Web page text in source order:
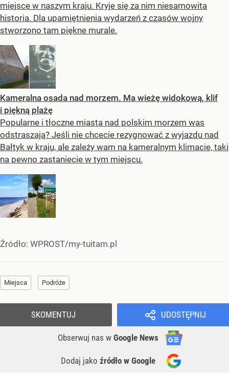
miejsce w naszym kraju. Kryje się za nim niesamowita
historia. Dla upamiętnienia wydarzeń z czasów wojny
stworzono tam piękne murale.
Kameralna osada nad morzem. Ma wieżę widokową, klif
i piękną plażę
Popularne i tłoczne miasta nad polskim morzem was
odstraszają? Jeśli nie chcecie rezygnować z wyjazdu nad
Bałtyk w kraju, ale zależy wam na kameralnym klimacie, taki
na pewno zastaniecie w tym miejscu.
Źródło: WPROST/my-tuitam.pl
Miejsca Podróże
UDOSTĘPNIJ
Obserwuj nas w Google News
Dodaj jako źródło w Google
SKOMENTUJ